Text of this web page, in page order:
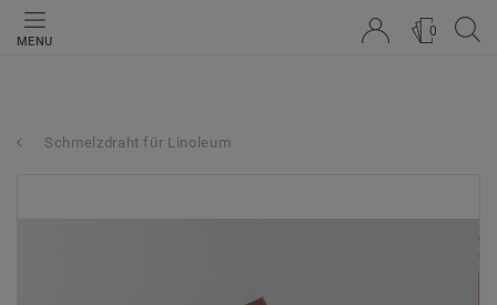
MENU
0
Schmelzdraht für Linoleum